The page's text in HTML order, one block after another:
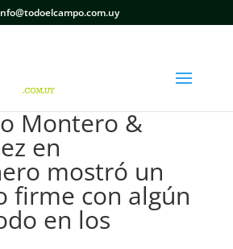
Montero &
en
mostró un
firme con algún
en los